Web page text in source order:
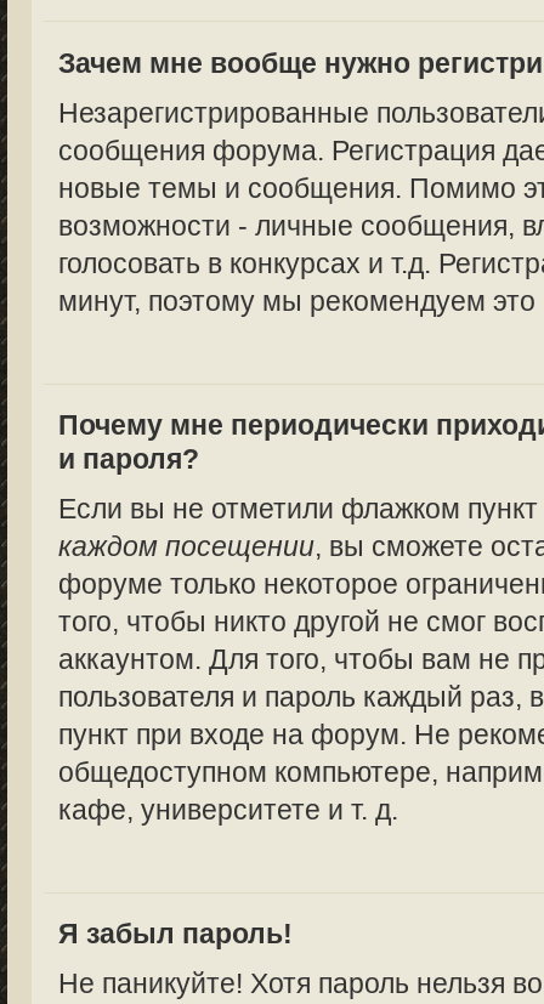
Зачем мне вообще нужно
Незарегистрированные
сообщения форума. Регистрация
новые темы и сообщения. Помимо
возможности - личные сообщения,
голосовать в конкурсах и т.д.
минут, поэтому мы рекомендуем это
Почему мне периодически
и пароля?
Если вы не отметили флажком
каждом посещении, вы сможете
форуме только некоторое
того, чтобы никто другой не смог
аккаунтом. Для того, чтобы вам не
пользователя и пароль каждый
пункт при входе на форум. Не
общедоступном компьютере,
кафе, университете и т. д.
Я забыл пароль!
Не паникуйте! Хотя пароль нельзя